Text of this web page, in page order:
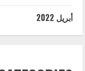
أبريل 2022